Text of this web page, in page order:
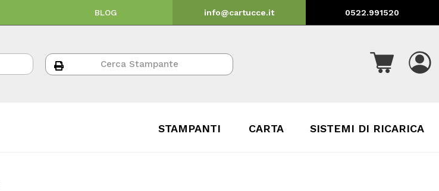
BLOG info@cartucce.it 0522.991520
STAMPANTI CARTA SISTEMI DI RICARICA